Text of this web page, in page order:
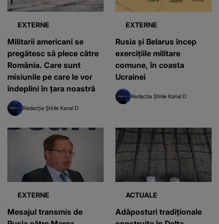
EXTERNE
Militarii americani se
pregătesc să plece către
România. Care sunt
misiunile pe care le vor
îndeplini în țara noastră
Redacția Știrile Kanal D
EXTERNE
Rusia și Belarus încep
exercițiile militare
comune, în coasta
Ucrainei
Redacția Știrile Kanal D
EXTERNE
Mesajul transmis de
ACTUALE
Adăposturi tradiționale